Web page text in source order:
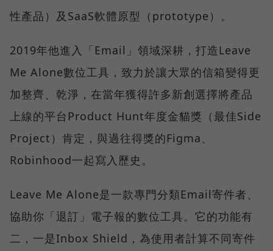
性產品）及SaaS軟體原型（prototype）。
2019年他進入「Email」領域深耕，打造Leave
Me Alone數位工具，致力於讓大眾的信箱變得更
加整齊、乾淨，在當年獲得許多新創選擇將產品
上線的平台Product Hunt年度金貓獎（最佳Side
Project）肯定，與過往得獎的Figma、
Robinhood一起寫入歷史。
Leave Me Alone是一款專門分類Email寄件者、
協助你「退訂」電子報的數位工具。它的功能有
二，一是Inbox Shield，為使用者計算不同寄件